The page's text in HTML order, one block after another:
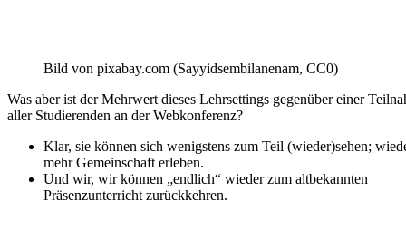
Bild von pixabay.com (Sayyidsembilanenam, CC0)
Was aber ist der Mehrwert dieses Lehrsettings gegenüber einer
aller Studierenden an der Webkonferenz?
Klar, sie können sich wenigstens zum Teil (wieder)sehen;
mehr Gemeinschaft erleben.
Und wir, wir können „endlich“ wieder zum altbekannten
Präsenzunterricht zurückkehren.